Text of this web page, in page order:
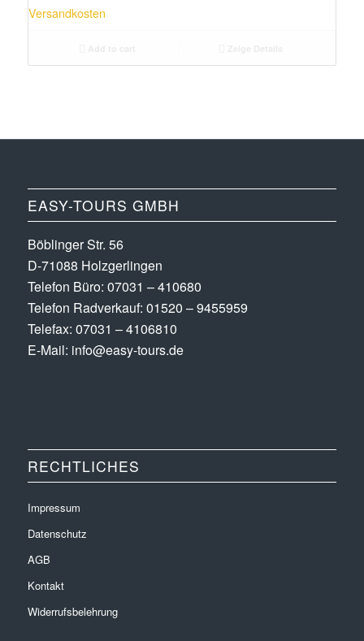
Versandkosten
EASY-TOURS GMBH
Böblinger Str. 56
D-71088 Holzgerlingen
Telefon Büro: 07031 – 410680
Telefon Radverkauf: 01520 – 9455959
Telefax: 07031 – 4106810
E-Mail: info@easy-tours.de
RECHTLICHES
Impressum
Datenschutz
AGB
Kontakt
Widerrufsbelehrung